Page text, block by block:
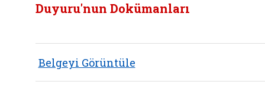
Duyuru'nun Dokümanları
Belgeyi Görüntüle